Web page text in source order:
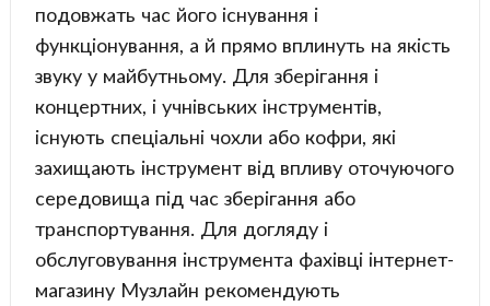
подовжать час його існування і
функціонування, а й прямо вплинуть на якість
звуку у майбутньому. Для зберігання і
концертних, і учнівських інструментів,
існують спеціальні чохли або кофри, які
захищають інструмент від впливу оточуючого
середовища під час зберігання або
транспортування. Для догляду і
обслуговування інструмента фахівці інтернет-
магазину Музлайн рекомендують